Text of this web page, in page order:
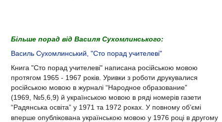
Більше порад від Василя Сухомлинського:
Василь Сухомлинський, "Сто порад учителеві"
Книга "Сто порад учителеві" написана російською мовою
протягом 1965 - 1967 років. Уривки з роботи друкувалися
російською мовою в журналі “Народное образование”
(1969, №5,6,9) й українською мовою в ряді номерів газети
“Радянська освіта” у 1971 та 1972 роках. У повному об’ємі
вперше опублікована українською мовою у 1976 році в другому